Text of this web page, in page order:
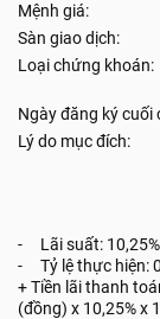
Mệnh giá:
Sàn giao dịch:
Loại chứng khoán:
Ngày đăng ký cuối
Lý do mục đích:
- Lãi suất:
- Tỷ lệ thực hiện:
+ Tiền lãi thanh
(đồng) x 10,25% x